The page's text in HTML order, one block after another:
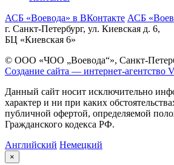
АСБ «Воевода» в ВКонтакте АСБ
г. Санкт-Петербург, ул. Киевская д. 6,
БЦ «Киевская 6»
© ООО «ЧОО „Воевода“», Санкт-
Создание сайта — интернет-агентство
Данный сайт носит исключительно
характер и ни при каких
публичной офертой, определяемой
Гражданского кодекса РФ.
Английский Немецкий
×